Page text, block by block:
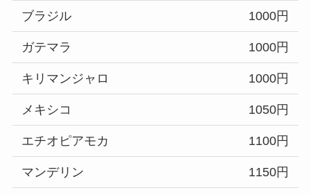
ブラジル 1000円
ガテマラ 1000円
キリマンジャロ 1000円
メキシコ 1050円
エチオピアモカ 1100円
マンデリン 1150円